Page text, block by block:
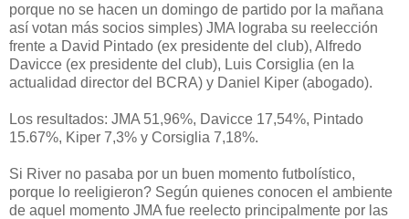
porque no se hacen un domingo de partido por la mañana
así votan más socios simples) JMA lograba su reelección
frente a David Pintado (ex presidente del club), Alfredo
Davicce (ex presidente del club), Luis Corsiglia (en la
actualidad director del BCRA) y Daniel Kiper (abogado).
Los resultados: JMA 51,96%, Davicce 17,54%, Pintado
15.67%, Kiper 7,3% y Corsiglia 7,18%.
Si River no pasaba por un buen momento futbolístico,
porque lo reeligieron? Según quienes conocen el ambiente
de aquel momento JMA fue reelecto principalmente por las